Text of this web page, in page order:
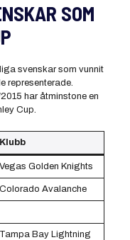
SOM
svenskar som vunnit
representerade.
har åtminstone en
Cup.
Klubb
Vegas Golden Knights
Colorado Avalanche
Tampa Bay Lightning